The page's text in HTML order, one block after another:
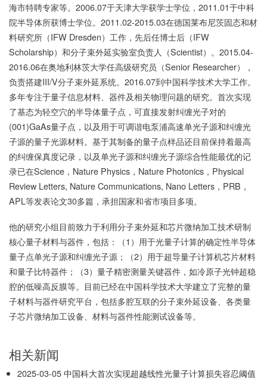
海市特聘专家等。2006.07于天津大学获学士学位，2011.01于中科
院半导体所获博士学位。2011.02-2015.03在德国莱布尼茨固态和材
料研究所（IFW Dresden）工作，先后任博士后（IFW
Scholarship）和分子束外延实验室负责人（Scientist）。2015.04-
2016.06在奥地利林茨大学任高级研究员（Senior Researcher），
负责搭建III/V分子束外延系统。2016.07到中国科学技术大学工作。
多年专注于量子信息材料、器件及相关物理问题的研究。首次实现
了基态为轻空穴的半导体量子点，可直接发射纠缠光子对的
(001)GaAs量子点，以及用于可调谐电泵浦高速单光子源和纠缠光
子源的量子光源材料。基于其制备的量子点样品还目前保持着最高
的纠缠保真度记录，以及单光子源和纠缠光子源综合性能最优的记
录已在Science，Nature Physics，Nature Photonics，Physical
Review Letters, Nature Communications, Nano Letters，PRB，
APL等发表论文30多篇，承担国家和省市项目多项。
他的研究小组目前致力于利用分子束外延和芯片微纳加工技术研制
核心量子材料与器件，包括：（1）用于光量子计算的确定性半导体
量子点单光子源和纠缠光子源；（2）用于超导量子计算机芯片材料
和量子比特器件；（3）量子精密测量关键器件，如冷原子光钟超稳
腔的低噪高反膜等。目前已经在中国科学技术大学建立了完整的量
子材料与器件研究平台，包括多腔互联的分子束外延设备、各类量
子芯片微纳加工设备、材料与器件性能测试设备等。
相关新闻
2025-03-05 中国科大首次实现超越线性光量子计算损失容忍阈值